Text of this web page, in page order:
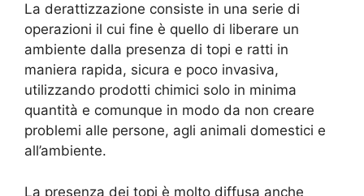
La derattizzazione consiste in una serie di
operazioni il cui fine è quello di liberare un
ambiente dalla presenza di topi e ratti in
maniera rapida, sicura e poco invasiva,
utilizzando prodotti chimici solo in minima
quantità e comunque in modo da non creare
problemi alle persone, agli animali domestici e
all’ambiente.
La presenza dei topi è molto diffusa anche